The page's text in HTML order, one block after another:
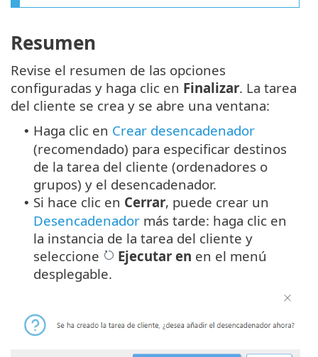
Resumen
Revise el resumen de las opciones
configuradas y haga clic en Finalizar. La tarea
del cliente se crea y se abre una ventana:
• Haga clic en Crear desencadenador
(recomendado) para especificar destinos
de la tarea del cliente (ordenadores o
grupos) y el desencadenador.
• Si hace clic en Cerrar, puede crear un
Desencadenador más tarde: haga clic en
la instancia de la tarea del cliente y
seleccione
Ejecutar en en el menú
desplegable.